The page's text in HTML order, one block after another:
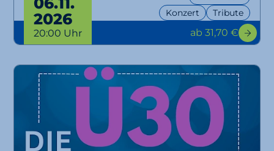
Konzert Tribute
2026
20:00 Uhr ab 31,70 €